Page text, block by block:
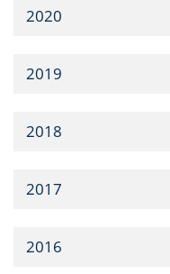
2020
2019
2018
2017
2016